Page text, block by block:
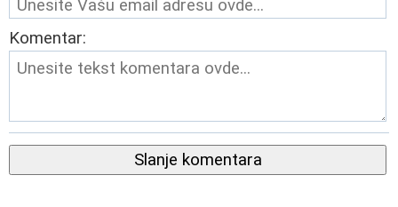
Komentar:
Slanje komentara